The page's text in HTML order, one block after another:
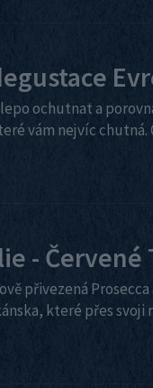
ochutnat a
vám nejvíc chutná.
- Červené
přivezená
které přes